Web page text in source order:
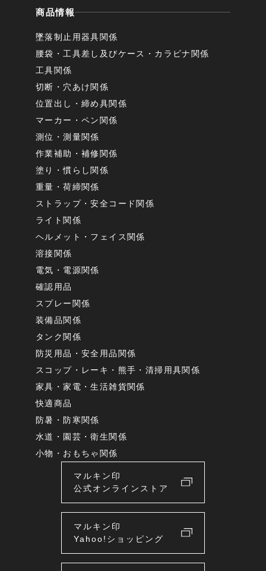
商品情報
墜落制止用器具関係
腰袋・工具差し及びケース・カラビナ関係
工具関係
切断・穴あけ関係
位置出し・締め具関係
マーカー・ペン関係
測位・測量関係
作業補助・補修関係
塗り・慣らし関係
重量・荷締関係
ストラップ・安全コード関係
ライト関係
ヘルメット・フェイス関係
溶接関係
電気・電源関係
確認用品
スプレー関係
装備品関係
タンク関係
防災用品・安全用品関係
スコップ・レーキ・熊手・清掃用具関係
家具・家電・生活雑貨関係
快適商品
防暑・防寒関係
水道・園芸・衛生関係
小物・おもちゃ関係
マルキン印
公式オンラインストア
マルキン印
Yahoo!ショッピング